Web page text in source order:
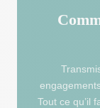
Tout ce qu’il